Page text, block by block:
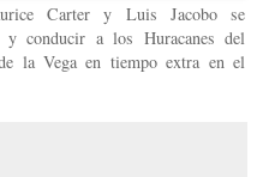
Carter y Luis Jacobo se
y conducir a los Huracanes del
la Vega en tiempo extra en el